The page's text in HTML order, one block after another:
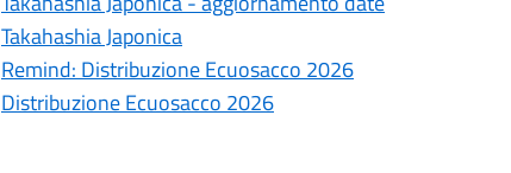
Takahashia Japonica
Remind: Distribuzione Ecuosacco 2026
Distribuzione Ecuosacco 2026